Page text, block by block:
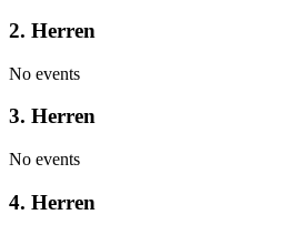
2. Herren
No events
3. Herren
No events
4. Herren